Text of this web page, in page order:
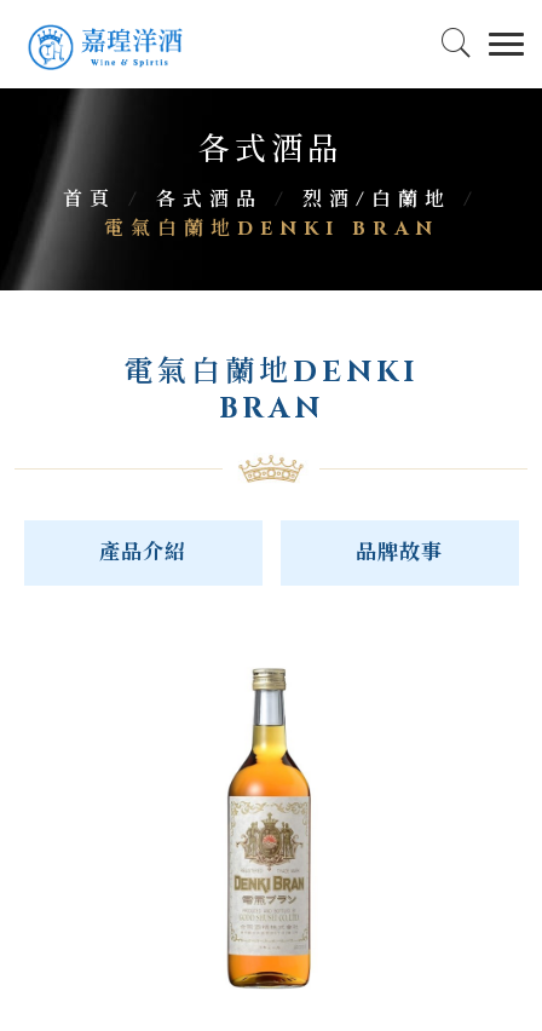
各式酒品
首頁 / 各式酒品 / 烈酒/白蘭地
/
電氣白蘭地DENKI BRAN
電氣白蘭地DENKI
BRAN
產品介紹 品牌故事